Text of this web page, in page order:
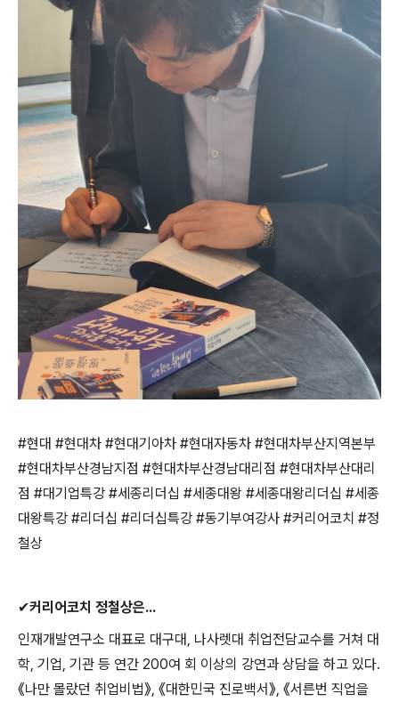
#현대 #현대차 #현대기아차 #현대자동차 #현대차부산지역본부
#현대차부산경남지점 #현대차부산경남대리점 #현대차부산대리
점 #대기업특강 #세종리더십 #세종대왕 #세종대왕리더십 #세종
대왕특강 #리더십 #리더십특강 #동기부여강사 #커리어코치 #정
철상
✔커리어코치 정철상은...
인재개발연구소 대표로 대구대 나사렛대 취업전담교수를 거쳐 대
학 기업 기관 등 연간 200여 회 이상의 강연과 상담을 하고 있다.
《나만 몰랐던 취업비법》 《대한민국 진로백서》 《서른번 직업을